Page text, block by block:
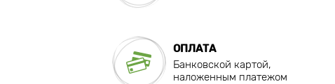
ОПЛАТА
Банковской картой,
наложенным платежом